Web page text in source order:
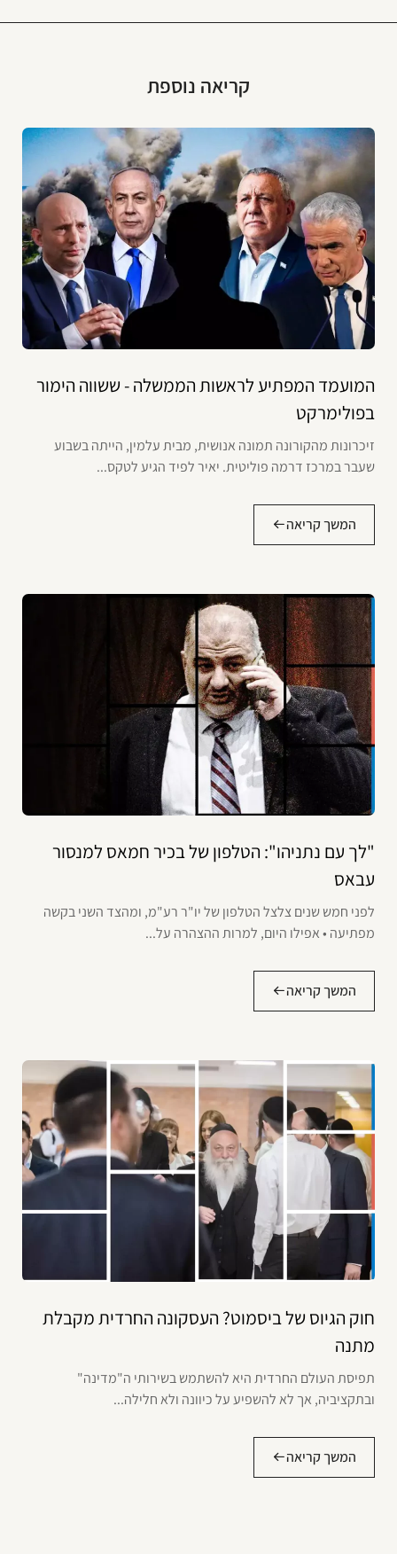
קריאה נוספת
המועמד המפתיע לראשות הממשלה - ששווה הימור
בפולימרקט
זיכרונות מהקורונה תמונה אנושית, מבית עלמין, הייתה בשבוע
שעבר במרכז דרמה פוליטית. יאיר לפיד הגיע לטקס...
המשך קריאה
"לך עם נתניהו": הטלפון של בכיר חמאס למנסור
עבאס
לפני חמש שנים צלצל הטלפון של יו"ר רע"מ, ומהצד השני בקשה
מפתיעה • אפילו היום, למרות ההצהרה על...
המשך קריאה
חוק הגיוס של ביסמוט? העסקונה החרדית מקבלת
מתנה
תפיסת העולם החרדית היא להשתמש בשירותי ה"מדינה"
ובתקציביה, אך לא להשפיע על כיוונה ולא חלילה...
המשך קריאה